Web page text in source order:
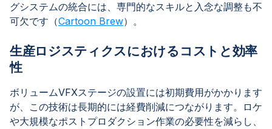
グシステムの統合には、専門的なスキルと入念な調整も不
可欠です（Cartoon Brew）。
生産ロジスティクスにおけるコストと効率
性
ボリュームVFXステージの設置には初期費用がかかります
が、この技術は長期的には経費削減につながります。ロケ
や大規模なポストプロダクション作業の必要性を減らし、